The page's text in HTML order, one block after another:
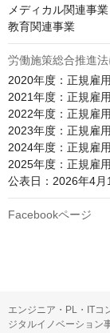
メディカル関連事業
教育関連事業
労働施策総合推進
2020年度：正規雇
2021年度：正規雇
2022年度：正規雇
2023年度：正規雇
2024年度：正規雇
2025年度：正規雇
公表日：2026年4月
Facebookページ
エンジニア・PL・ITコ
ジタルイノベーション